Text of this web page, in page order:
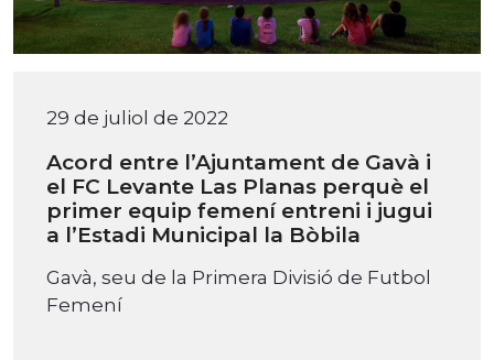
29 de juliol de 2022
Acord entre l’Ajuntament de Gavà i
el FC Levante Las Planas perquè el
primer equip femení entreni i jugui
a l’Estadi Municipal la Bòbila
Gavà, seu de la Primera Divisió de Futbol
Femení